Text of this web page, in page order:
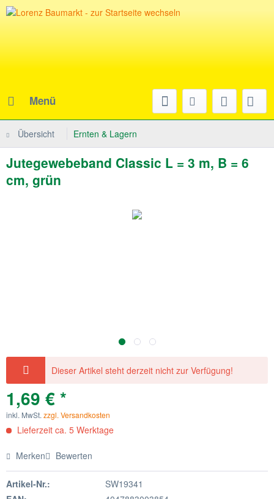
Menü
Übersicht Ernten & Lagern
Jutegewebeband Classic L = 3 m, B = 6
cm, grün
Dieser Artikel steht derzeit nicht zur Verfügung!
1,69 € *
inkl. MwSt. zzgl. Versandkosten
Lieferzeit ca. 5 Werktage
Merken Bewerten
Artikel-Nr.:
SW19341